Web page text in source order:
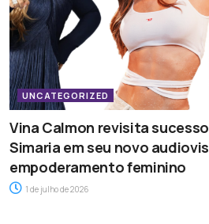
UNCATEGORIZED
Vina Calmon revisita
Simaria em seu novo
empoderamento feminino
1 de julho de 2026